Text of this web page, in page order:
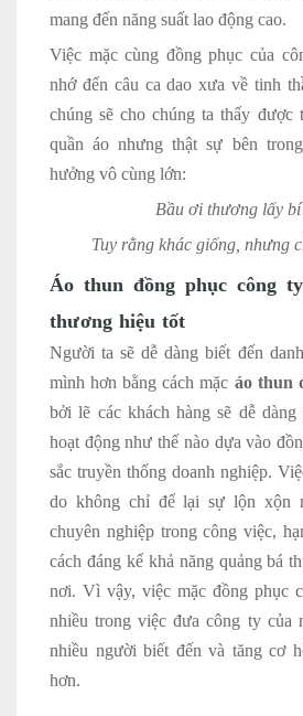
mang đến năng suất lao động cao.
Việc mặc cùng đồng phục của
nhớ đến câu ca dao xưa về tinh
chúng sẽ cho chúng ta thấy
quần áo nhưng thật sự bên
hưởng vô cùng lớn:
Bầu ơi thương lấy bí
Tuy rằng khác giống, nhưng
Áo thun đồng phục công
thương hiệu tốt
Người ta sẽ dễ dàng biết đến
mình hơn bằng cách mặc áo thun
bởi lẽ các khách hàng sẽ dễ
hoạt động như thế nào dựa vào
sắc truyền thống doanh nghiệp.
do không chỉ để lại sự lộn xộn
chuyên nghiệp trong công việc,
cách đáng kể khả năng quảng bá
nơi. Vì vậy, việc mặc đồng phục
nhiều trong việc đưa công ty của
nhiều người biết đến và tăng cơ
hơn.